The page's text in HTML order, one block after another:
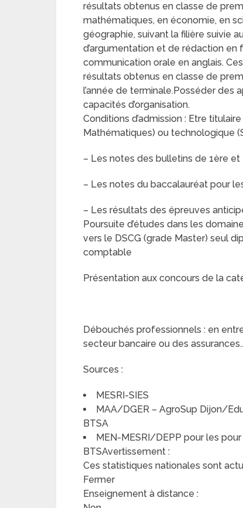
résultats obtenus en classe de
mathématiques, en économie, en
géographie, suivant la filière suivie
d’argumentation et de rédaction
communication orale en anglais.
résultats obtenus en classe de
l’année de terminale.Posséder des
capacités d’organisation.
Conditions d’admission : Etre
Mathématiques) ou technologique
– Les notes des bulletins de 1ère
– Les notes du baccalauréat pour
– Les résultats des épreuves
Poursuite d’études dans les
vers le DSCG (grade Master) seul
comptable
Présentation aux concours de la
Débouchés professionnels : en
secteur bancaire ou des assurances..
Sources :
MESRI-SIES
MAA/DGER – AgroSup Dijon/
BTSA
MEN-MESRI/DEPP pour les
BTSAvertissement :
Ces statistiques nationales sont
Fermer
Enseignement à distance :